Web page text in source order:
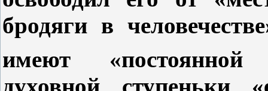
бродяги в
имеют «постоянной